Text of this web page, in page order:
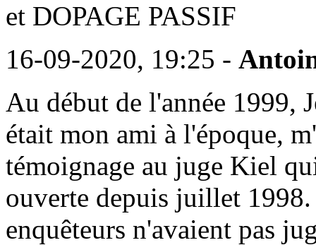
et DOPAGE PASSIF
16-09-2020, 19:25 -
Au début de l'année 1999,
était mon ami à l'époque,
témoignage au juge Kiel
ouverte depuis juillet 1998.
enquêteurs n'avaient pas